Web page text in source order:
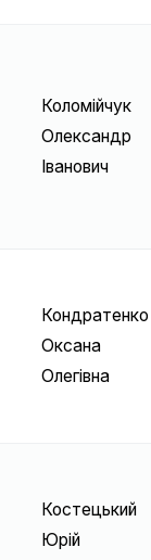
Коломійчук
Олександр
Іванович
Кондратенко
Оксана
Олегівна
Костецький
Юрій